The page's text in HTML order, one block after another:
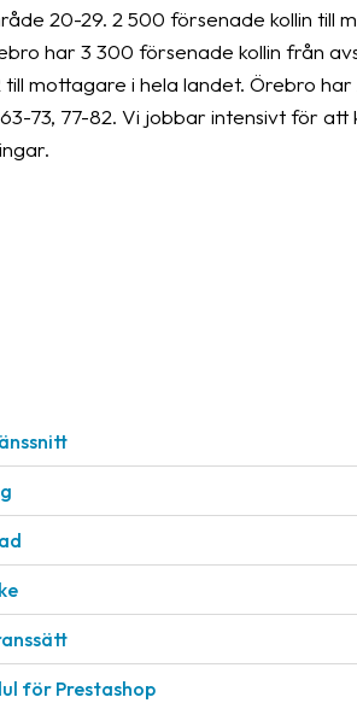
20-29. 2 500 försenade kollin till
har 3 300 försenade kollin från
mottagare i hela landet. Örebro har
73, 77-82. Vi jobbar intensivt för att
för Prestashop